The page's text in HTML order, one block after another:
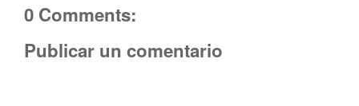
0 Comments:
Publicar un comentario